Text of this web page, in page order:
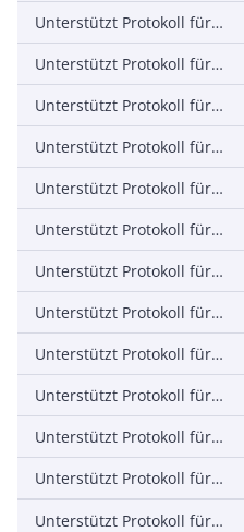
Unterstützt Protokoll für KNX
Unterstützt Protokoll für Modbus
Unterstützt Protokoll für Data-Highway
Unterstützt Protokoll für DeviceNet
Unterstützt Protokoll für SUCONET
Unterstützt Protokoll für LON
Unterstützt Protokoll für PROFINET IO
Unterstützt Protokoll für PROFINET CBA
Unterstützt Protokoll für SERCOS
Unterstützt Protokoll für Foundation Fieldbus
Unterstützt Protokoll für EtherNet/IP
Unterstützt Protokoll für AS-Interface Safety at Work
Unterstützt Protokoll für DeviceNet Safety